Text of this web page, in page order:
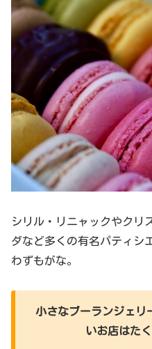
シリル・リニャックやクリ
ダなど多くの有名パティシ
わずもがな。
小さなブーランジェリ
いお店はた